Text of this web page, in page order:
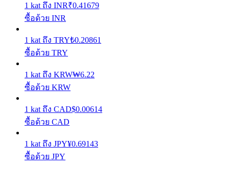
การเซ้งแบบยืดหยุ่นเพื่อรับโทเคนยอดนิยม
1 kat ถึง INR₹0.41679
ซื้อด้วย INR
1 kat ถึง TRY₺0.20861
ซื้อด้วย TRY
1 kat ถึง KRW₩6.22
ซื้อด้วย KRW
1 kat ถึง CAD$0.00614
ซื้อด้วย CAD
1 kat ถึง JPY¥0.69143
ซื้อด้วย JPY